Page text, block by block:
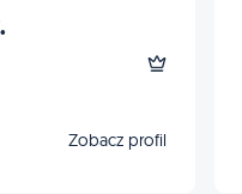
Zobacz profil